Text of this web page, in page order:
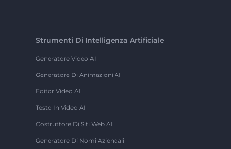
Strumenti Di Intelligenza Artificiale
Generatore Video AI
Generatore Di Animazioni AI
Editor Video AI
Testo In Video AI
Costruttore Di Siti Web AI
Generatore Di Nomi Aziendali